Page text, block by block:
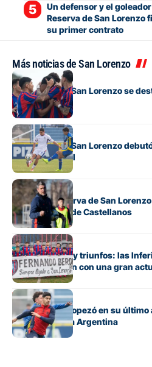
Un defensor y el
Reserva de San Lorenzo
su primer contrato
Más noticias de San Lorenzo
Juveniles
La Reserva de San Lorenzo se
Banfield
Juveniles
La Reserva de San Lorenzo
Rosario Central
Juveniles
Debuta la Reserva de San
bajo el mando de Castellanos
Juveniles
Entre emoción y triunfos: las
Fernando Berón con una gran
Fútbol
San Lorenzo tropezó en su
todo en la Copa Argentina